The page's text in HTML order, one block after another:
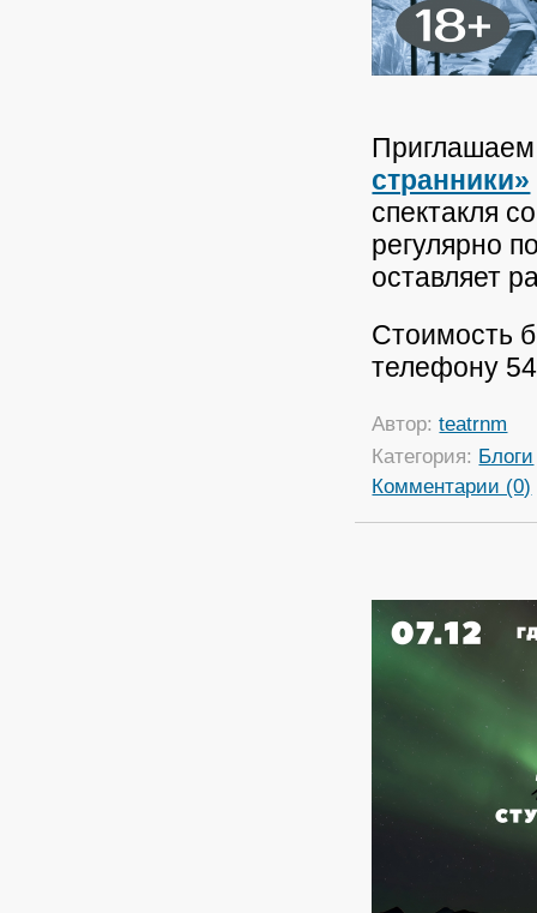
Приглашаем
странники»
спектакля
регулярно
оставляет
Стоимость
телефону
Автор:teatrnm
Категория: Блоги
Комментарии (0)